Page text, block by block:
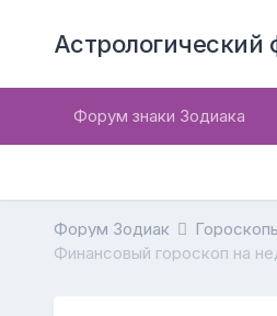
Форум знаки Зодиака
Форум Зодиак
Финансовый гороскоп на